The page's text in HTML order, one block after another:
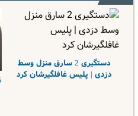
دستگیری 2 سارق منزل وسط
دزدی | پلیس غافلگیرشان کرد